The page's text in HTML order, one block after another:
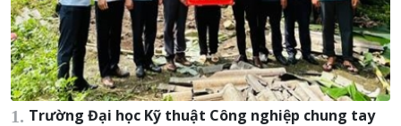
Trường Đại học Kỹ thuật Công nghiệp chung tay